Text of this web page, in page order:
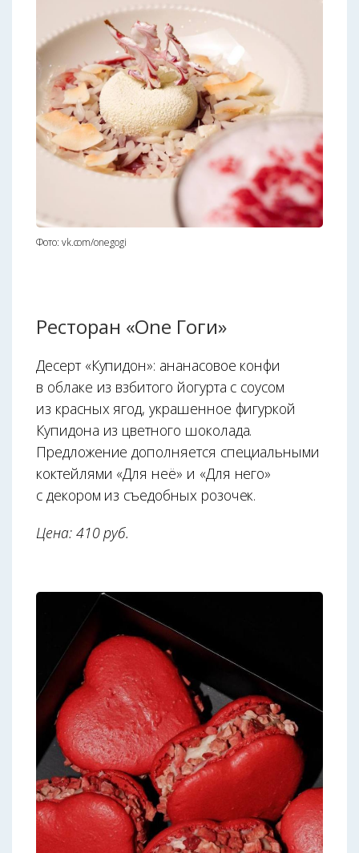
Фото: vk.com/onegogi
Ресторан «One Гоги»
Десерт «Купидон»: ананасовое конфи
в облаке из взбитого йогурта с соусом
из красных ягод, украшенное фигуркой
Купидона из цветного шоколада.
Предложение дополняется специальными
коктейлями «Для неё» и «Для него»
с декором из съедобных розочек.
Цена: 410 руб.